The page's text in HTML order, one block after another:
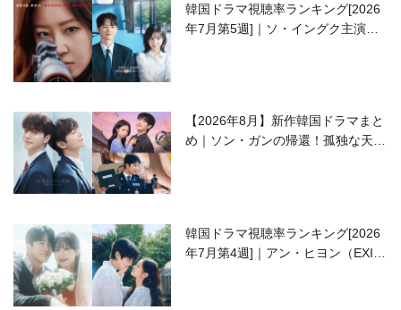
韓国ドラマ視聴率ランキング[2026
年7月第5週]｜ソ・イングク主演の
【2026年8月】新作韓国ドラマまと
め｜ソン・ガンの帰還！孤独な天才
韓国ドラマ視聴率ランキング[2026
年7月第4週]｜アン・ヒヨン（EXID